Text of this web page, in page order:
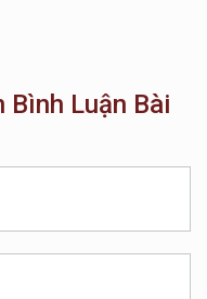
Bình Luận Bài